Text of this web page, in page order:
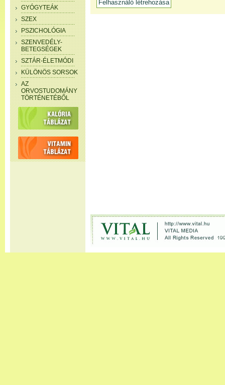
GYÓGYTEÁK
SZEX
PSZICHOLÓGIA
SZENVEDÉLY-
BETEGSÉGEK
SZTÁR-ÉLETMÓDI
KÜLÖNÖS SORSOK
AZ
ORVOSTUDOMÁNY
TÖRTÉNETÉBŐL